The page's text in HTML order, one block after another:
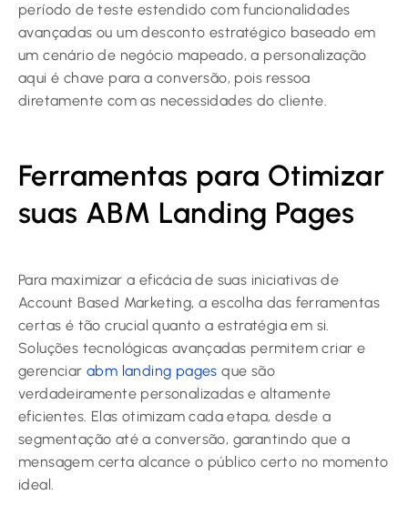
período de teste estendido com funcionalidades
avançadas ou um desconto estratégico baseado em
um cenário de negócio mapeado, a personalização
aqui é chave para a conversão, pois ressoa
diretamente com as necessidades do cliente.
Ferramentas para Otimizar
suas ABM Landing Pages
Para maximizar a eficácia de suas iniciativas de
Account Based Marketing, a escolha das ferramentas
certas é tão crucial quanto a estratégia em si.
Soluções tecnológicas avançadas permitem criar e
gerenciarabm landing pages que são
verdadeiramente personalizadas e altamente
eficientes. Elas otimizam cada etapa, desde a
segmentação até a conversão, garantindo que a
mensagem certa alcance o público certo no momento
ideal.